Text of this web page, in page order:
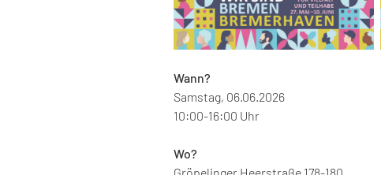
Wann?
Samstag, 06.06.2026
10:00-16:00 Uhr
Wo?